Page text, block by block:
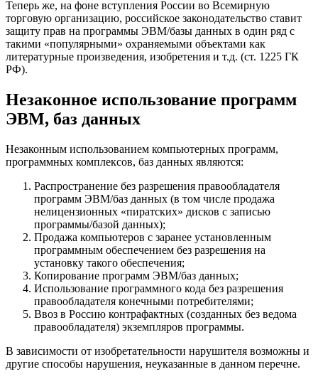
Теперь же, на фоне вступления России во Всемирную
торговую организацию, российское законодательство ставит
защиту прав на программы ЭВМ/базы данных в один ряд с
такими «популярными» охраняемыми объектами как
литературные произведения, изобретения и т.д. (ст. 1225 ГК
РФ).
Незаконное использование программ
ЭВМ, баз данных
Незаконным использованием компьютерных программ,
программных комплексов, баз данных являются:
Распространение без разрешения правообладателя
программ ЭВМ/баз данных (в том числе продажа
нелицензионных «пиратских» дисков с записью
программы/базой данных);
Продажа компьютеров с заранее установленным
программным обеспечением без разрешения на
установку такого обеспечения;
Копирование программ ЭВМ/баз данных;
Использование программного кода без разрешения
правообладателя конечными потребителями;
Ввоз в Россию контрафактных (созданных без ведома
правообладателя) экземпляров программы.
В зависимости от изобретательности нарушителя возможны и
другие способы нарушения, неуказанные в данном перечне.